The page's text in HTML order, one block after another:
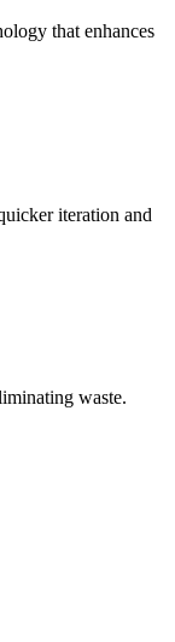
that enhances
iteration and
waste.